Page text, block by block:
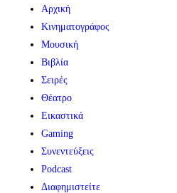
Αρχική
Κινηματογράφος
Μουσική
Βιβλία
Σειρές
Θέατρο
Εικαστικά
Gaming
Συνεντεύξεις
Podcast
Διαφημιστείτε